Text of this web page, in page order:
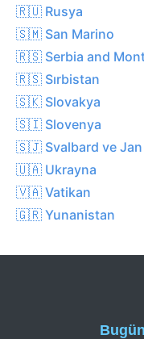
🇷🇺 Rusya
🇸🇲 San Marino
🇷🇸 Serbia and
🇷🇸 Sırbistan
🇸🇰 Slovakya
🇸🇮 Slovenya
🇸🇯 Svalbard ve Jan
🇺🇦 Ukrayna
🇻🇦 Vatikan
🇬🇷 Yunanistan